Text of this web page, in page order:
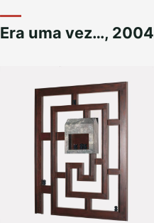
Era uma vez…, 2004